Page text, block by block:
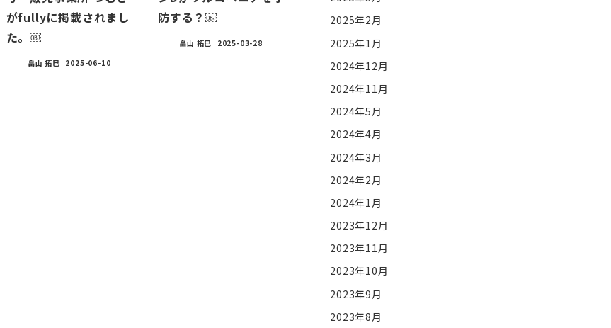
がfullyに掲載されまし
た。￼
畠山 拓巳 2025-06-10
防する？￼
畠山 拓巳 2025-03-28
2025年2月
2025年1月
2024年12月
2024年11月
2024年5月
2024年4月
2024年3月
2024年2月
2024年1月
2023年12月
2023年11月
2023年10月
2023年9月
2023年8月